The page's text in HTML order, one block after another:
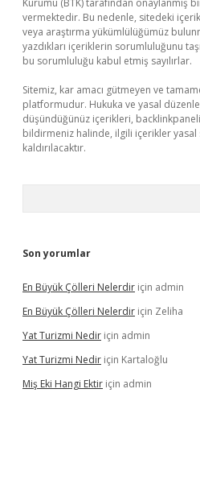
Kurumu (BTK) tarafından onaylanmış
vermektedir. Bu nedenle, sitedeki
veya araştırma yükümlülüğümüz
yazdıkları içeriklerin sorumluluğunu
bu sorumluluğu kabul etmiş sayılırlar.
Sitemiz, kar amacı gütmeyen ve
platformudur. Hukuka ve yasal
düşündüğünüz içerikleri,
bildirmeniz halinde, ilgili içerikler
kaldırılacaktır.
Son yorumlar
En Büyük Çölleri Nelerdir için admin
En Büyük Çölleri Nelerdir için Zeliha
Yat Turizmi Nedir için admin
Yat Turizmi Nedir için Kartaloğlu
Miş Eki Hangi Ektir için admin